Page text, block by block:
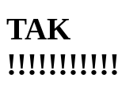
TAK